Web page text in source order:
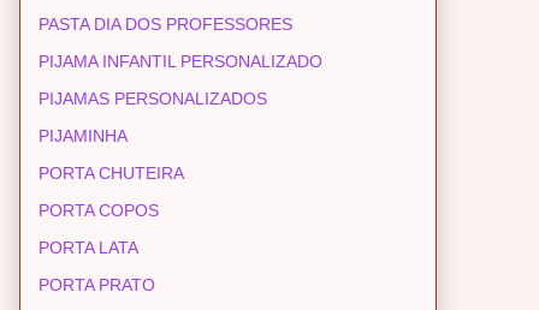
PASTA DIA DOS PROFESSORES
PIJAMA INFANTIL PERSONALIZADO
PIJAMAS PERSONALIZADOS
PIJAMINHA
PORTA CHUTEIRA
PORTA COPOS
PORTA LATA
PORTA PRATO